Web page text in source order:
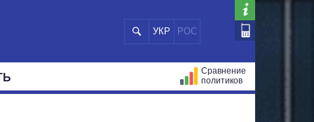
УКР РОС
Сравнение
политиков